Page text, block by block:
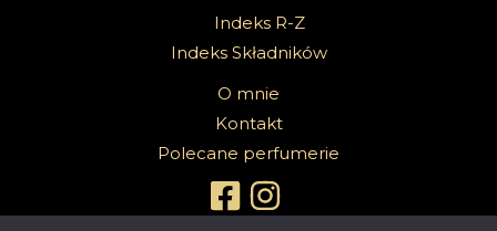
Indeks R-Z
Indeks Składników
O mnie
Kontakt
Polecane perfumerie